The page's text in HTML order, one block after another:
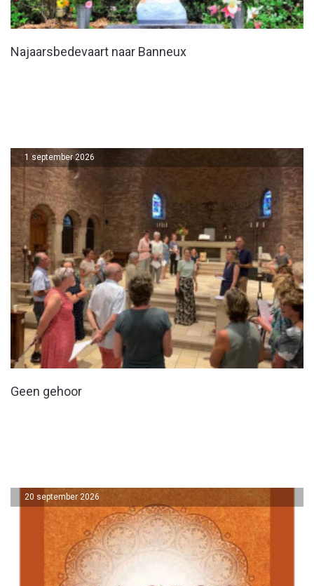
Najaarsbedevaart naar Banneux
Geen gehoor
1 september 2026
20 september 2026